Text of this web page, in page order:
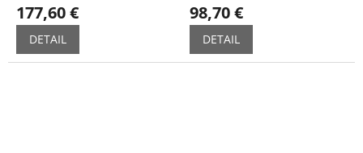
177,60 €
DETAIL
98,70 €
DETAIL